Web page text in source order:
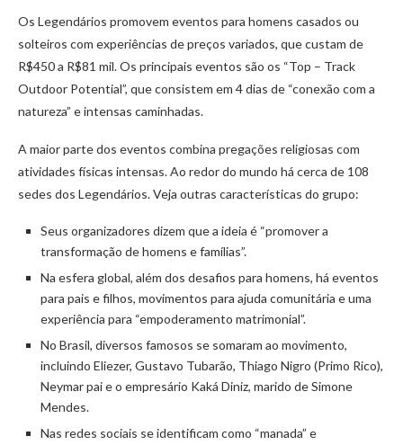
Os Legendários promovem eventos para homens casados ou
solteiros com experiências de preços variados, que custam de
R$450 a R$81 mil. Os principais eventos são os “Top – Track
Outdoor Potential”, que consistem em 4 dias de “conexão com a
natureza” e intensas caminhadas.
A maior parte dos eventos combina pregações religiosas com
atividades físicas intensas. Ao redor do mundo há cerca de 108
sedes dos Legendários. Veja outras características do grupo:
Seus organizadores dizem que a ideia é “promover a
transformação de homens e famílias”.
Na esfera global, além dos desafios para homens, há eventos
para pais e filhos, movimentos para ajuda comunitária e uma
experiência para “empoderamento matrimonial”.
No Brasil, diversos famosos se somaram ao movimento,
incluindo Eliezer, Gustavo Tubarão, Thiago Nigro (Primo Rico),
Neymar pai e o empresário Kaká Diniz, marido de Simone
Mendes.
Nas redes sociais se identificam como “manada” e